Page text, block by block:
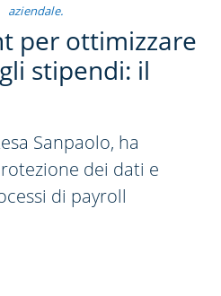
aziendale.
per ottimizzare
stipendi: il
Sanpaolo, ha
dei dati e
di payroll